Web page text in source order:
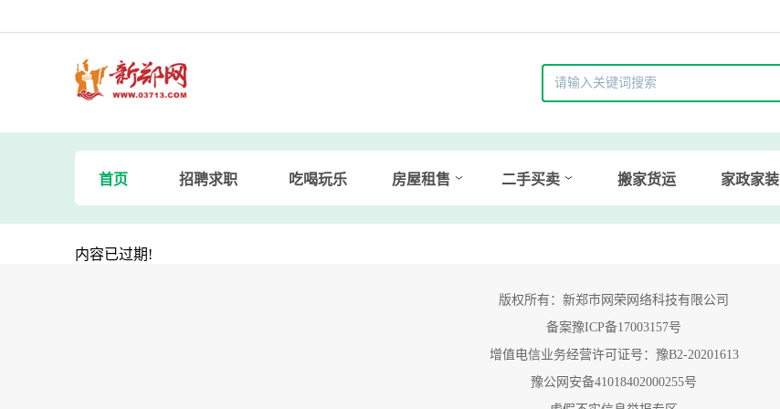
首页 招聘求职 吃喝玩乐 房屋租售 二手买卖 搬家货运 家政家装
内容已过期!
版权所有：新郑市网荣网络科技有限公司
备案豫ICP备17003157号
增值电信业务经营许可证号：豫B2-20201613
豫公网安备41018402000255号